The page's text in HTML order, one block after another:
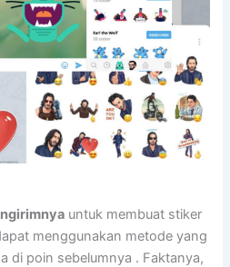
untuk membuat stiker
menggunakan metode yang
di poin sebelumnya . Faktanya,